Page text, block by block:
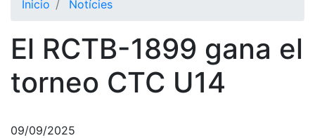
Historia
historia
Presidentes
Inicio Notícies
El RCTB-1899 gana el
torneo CTC U14
09/09/2025